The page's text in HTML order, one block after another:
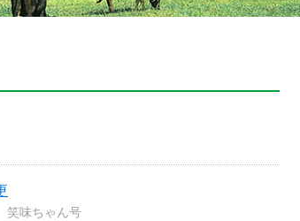
味ちゃん号